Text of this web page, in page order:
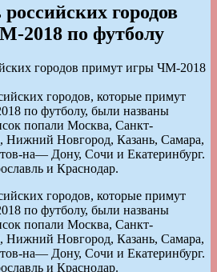
городов
2018 по футболу
городов, которые примут
по футболу, были названы
попали Москва, Санкт-
Нижний Новгород, Казань, Самара,
на— Дону, Сочи и Екатеринбург.
и Краснодар.
городов, которые примут
по футболу, были названы
попали Москва, Санкт-
Нижний Новгород, Казань, Самара,
на— Дону, Сочи и Екатеринбург.
и Краснодар.